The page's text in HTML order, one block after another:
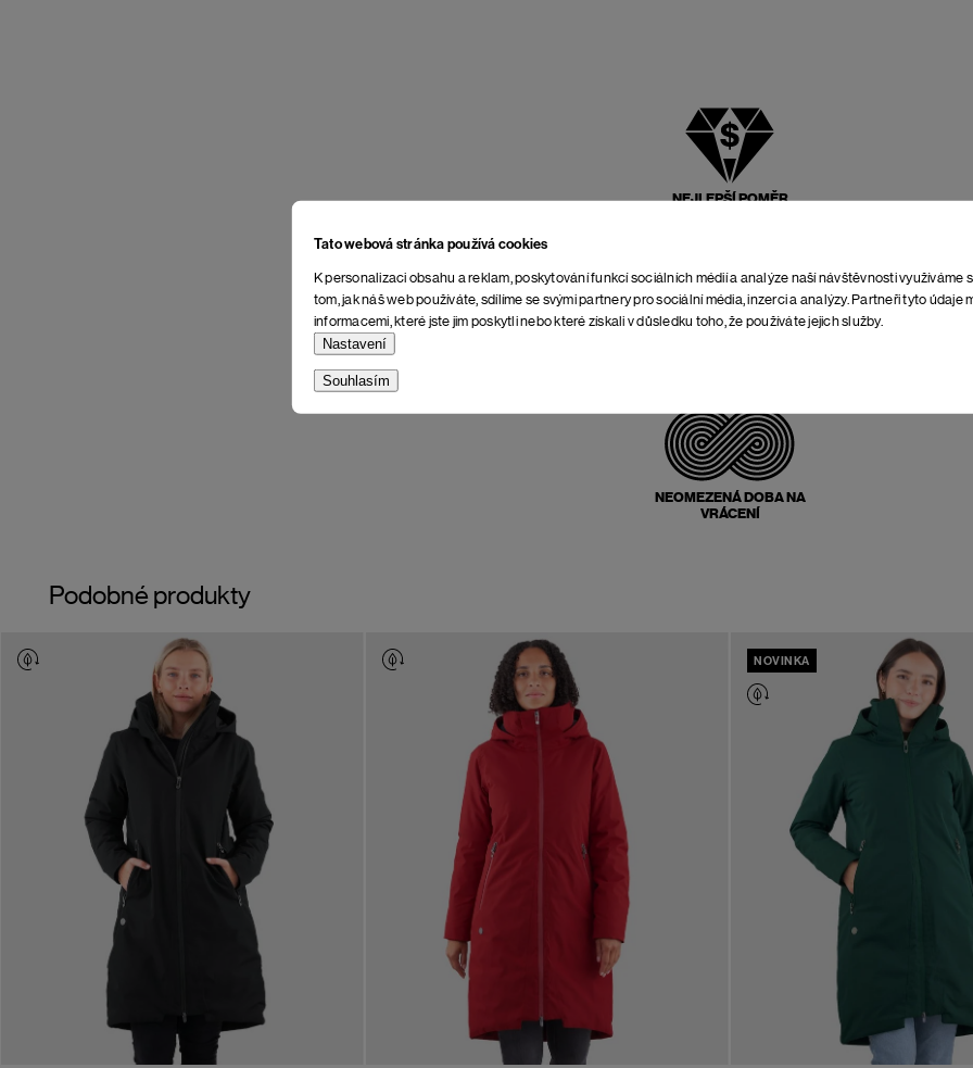
Tato webová stránka používá cookies
K personalizaci obsahu a reklam, poskytování funkcí sociálních médií a analýze naší návštěvnosti využíváme
tom, jak náš web používáte, sdílíme se svými partnery pro sociální média, inzerci a analýzy. Partneři tyto údaje
informacemi, které jste jim poskytli nebo které získali v důsledku toho, že používáte jejich služby.
Nastavení
Souhlasím
NEJLEPŠÍ POMĚR
NEOMEZENÁ DOBA NA
VRÁCENÍ
Podobné produkty
NOVINKA